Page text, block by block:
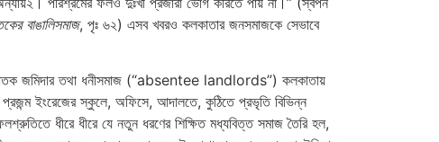
বাঙালিসমাজ, পৃঃ ৬২) এসব খবরও কলকাতার জনসমাজকে সেভাবে
জমিদার তথা ধনীসমাজ (“absentee landlords”) কলকাতায়
ইংরেজের স্কুলে, অফিসে, আদালতে, কুঠিতে প্রভৃতি বিভিন্ন
ধীরে ধীরে যে নতুন ধরণের শিক্ষিত মধ্যবিত্ত সমাজ তৈরি হল,